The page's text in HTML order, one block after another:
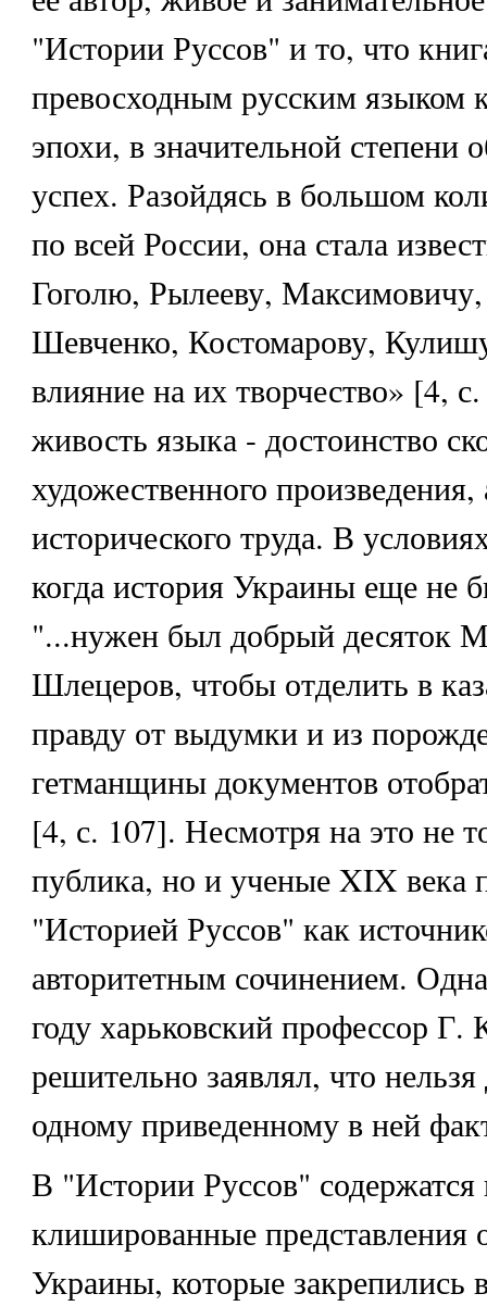
"Истории Руссов" и то, что
превосходным русским языком
эпохи, в значительной степени
успех. Разойдясь в большом
по всей России, она стала
Гоголю, Рылееву, Максимовичу,
Шевченко, Костомарову,
влияние на их творчество» [4,
живость языка - достоинство
художественного произведения,
исторического труда. В
когда история Украины еще не
"...нужен был добрый десяток
Шлецеров, чтобы отделить в
правду от выдумки и из
гетманщины документов
[4, с. 107]. Несмотря на это не
публика, но и ученые XIX века
"Историей Руссов" как
авторитетным сочинением.
году харьковский профессор Г.
решительно заявлял, что
одному приведенному в ней
В "Истории Руссов" содержатся
клишированные представления
Украины, которые закрепились